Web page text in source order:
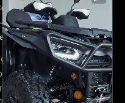
ул. 6Б
mail: sales@stels-piter.ru
8 (921) 943 09 38
исключительно
не может считаться
определяется